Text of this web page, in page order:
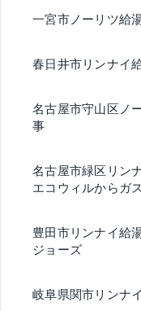
一宮市ノーリツ給
春日井市リンナイ
名古屋市守山区ノ
事
名古屋市緑区リン
エコウィルからガ
豊田市リンナイ給
ジョーズ
岐阜県関市リンナ